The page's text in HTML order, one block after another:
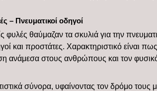
– Πνευματικοί οδηγοί
φυλές θαύμαζαν τα σκυλιά για την
και προστάτες. Χαρακτηριστικό είναι
ανάμεσα στους ανθρώπους και τον
σύνορα, υφαίνοντας τον δρόμο τους